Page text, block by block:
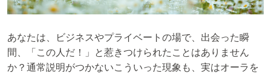
あなたは、ビジネスやプライベートの場で、出会った瞬
間、「この人だ！」と惹きつけられたことはありません
か？通常説明がつかないこういった現象も、実はオーラを